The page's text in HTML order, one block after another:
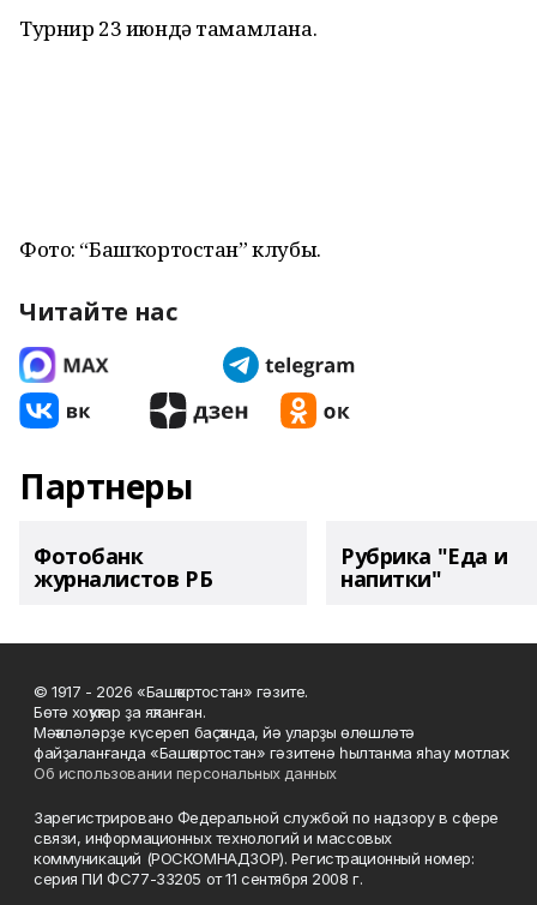
Турнир 23 июндә тамамлана.
Фото: “Башҡортостан” клубы.
Читайте нас
Партнеры
Фотобанк
журналистов РБ
Рубрика "Еда и
напитки"
© 1917 - 2026 «Башҡортостан» гәзите.
Бөтә хоҡуҡтар ҙа яҡланған.
Мәҡәләләрҙе күсереп баҫҡанда, йә уларҙы өлөшләтә
файҙаланғанда «Башҡортостан» гәзитенә һылтанма яһау мотлаҡ.
Об использовании персональных данных
Зарегистрировано Федеральной службой по надзору в сфере
связи, информационных технологий и массовых
коммуникаций (РОСКОМНАДЗОР). Регистрационный номер:
серия ПИ ФС77-33205 от 11 сентября 2008 г.